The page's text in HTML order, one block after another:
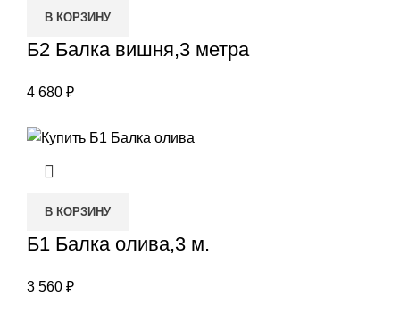
В КОРЗИНУ
Б2 Балка вишня,3 метра
4 680 ₽
В КОРЗИНУ
Б1 Балка олива,3 м.
3 560 ₽